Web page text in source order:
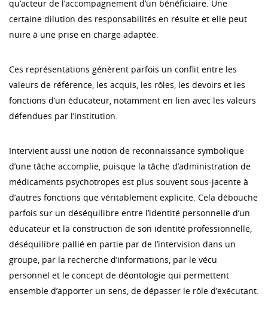
qu’acteur de l’accompagnement d’un bénéficiaire. Une
certaine dilution des responsabilités en résulte et elle peut
nuire à une prise en charge adaptée.
Ces représentations génèrent parfois un conflit entre les
valeurs de référence, les acquis, les rôles, les devoirs et les
fonctions d’un éducateur, notamment en lien avec les valeurs
défendues par l’institution.
Intervient aussi une notion de reconnaissance symbolique
d’une tâche accomplie, puisque la tâche d’administration de
médicaments psychotropes est plus souvent sous-jacente à
d’autres fonctions que véritablement explicite. Cela débouche
parfois sur un déséquilibre entre l’identité personnelle d’un
éducateur et la construction de son identité professionnelle,
déséquilibre pallié en partie par de l’intervision dans un
groupe, par la recherche d’informations, par le vécu
personnel et le concept de déontologie qui permettent
ensemble d’apporter un sens, de dépasser le rôle d’exécutant.